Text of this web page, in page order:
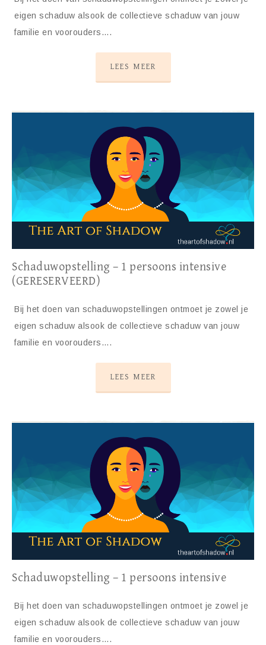
eigen schaduw alsook de collectieve schaduw van jouw
familie en voorouders….
LEES MEER
Schaduwopstelling – 1 persoons intensive
(GERESERVEERD)
Bij het doen van schaduwopstellingen ontmoet je zowel je
eigen schaduw alsook de collectieve schaduw van jouw
familie en voorouders….
LEES MEER
Schaduwopstelling – 1 persoons intensive
Bij het doen van schaduwopstellingen ontmoet je zowel je
eigen schaduw alsook de collectieve schaduw van jouw
familie en voorouders….